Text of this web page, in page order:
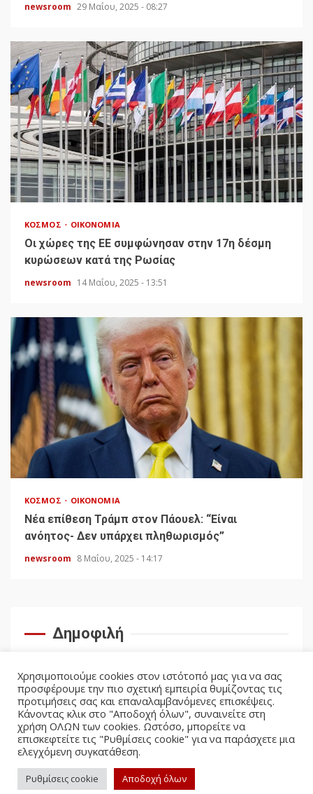
newsroom 29 Μαΐου, 2025 - 08:27
ΚΌΣΜΟΣ ΟΙΚΟΝΟΜΊΑ
Οι χώρες της ΕΕ συμφώνησαν στην 17η δέσμη
κυρώσεων κατά της Ρωσίας
newsroom 14 Μαΐου, 2025 - 13:51
ΚΌΣΜΟΣ ΟΙΚΟΝΟΜΊΑ
Νέα επίθεση Τράμπ στον Πάουελ: “Είναι
ανόητος- Δεν υπάρχει πληθωρισμός”
newsroom 8 Μαΐου, 2025 - 14:17
Δημοφιλή
Χρησιμοποιούμε cookies στον ιστότοπό μας για να σας
προσφέρουμε την πιο σχετική εμπειρία θυμίζοντας τις
προτιμήσεις σας και επαναλαμβανόμενες επισκέψεις.
Κάνοντας κλικ στο "Αποδοχή όλων", συναινείτε στη
χρήση ΟΛΩΝ των cookies. Ωστόσο, μπορείτε να
επισκεφτείτε τις "Ρυθμίσεις cookie" για να παράσχετε μια
ελεγχόμενη συγκατάθεση.
Ρυθμίσεις cookie Αποδοχή όλων